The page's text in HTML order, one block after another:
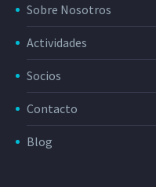
Sobre Nosotros
Actividades
Socios
Contacto
Blog